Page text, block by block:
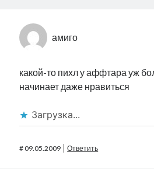
амиго
какой-то пихл у аффтара уж
начинает даже нравиться
Загрузка...
#09.05.2009 Ответить